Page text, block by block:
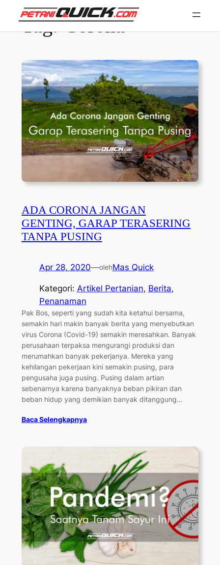
Tag:Corona
ADA CORONA JANGAN
GENTING, GARAP TERASERING
TANPA PUSING
Apr 28, 2020—olehMas Quick
Kategori: Artikel Pertanian, Berita
Penanaman
Pak Bos, seperti yang sudah kita ketahui bersama,
semakin hari makin banyak berita yang menyebutkan
virus Corona (Covid-19) semakin meresahkan. Banyak
perusahaan terpaksa mengurangi produksi dan
merumahkan banyak pekerjanya. Mereka yang
kehilangan pekerjaan kini semakin pusing, para
pengusaha juga pusing. Pusing dalam artian
sebenarnya karena banyaknya beban pikiran dan
beban hidup yang demikian banyak ditanggung…
Baca Selengkapnya